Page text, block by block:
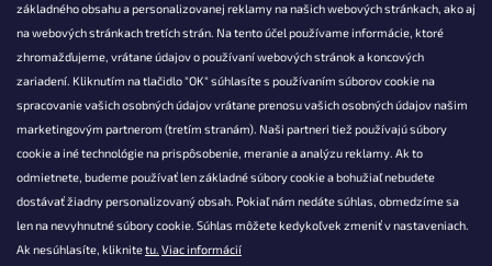
základného obsahu a personalizovanej reklamy na našich webových stránkach, ako aj
na webových stránkach tretích strán. Na tento účel používame informácie, ktoré
zhromažďujeme, vrátane údajov o používaní webových stránok a koncových
zariadení. Kliknutím na tlačidlo "OK" súhlasíte s používaním súborov cookie na
spracovanie vašich osobných údajov vrátane prenosu vašich osobných údajov našim
marketingovým partnerom (tretím stranám). Naši partneri tiež používajú súbory
cookie a iné technológie na prispôsobenie, meranie a analýzu reklamy. Ak to
odmietnete, budeme používať len základné súbory cookie a bohužiaľ nebudete
dostávať žiadny personalizovaný obsah. Pokiaľ nám nedáte súhlas, obmedzíme sa
len na nevyhnutné súbory cookie. Súhlas môžete kedykoľvek zmeniť v nastaveniach.
Ak nesúhlasíte, kliknitetu. Viac informácií
KONTAKT
info@falanzo.sk
Falanzo.sk
FalanzoSK